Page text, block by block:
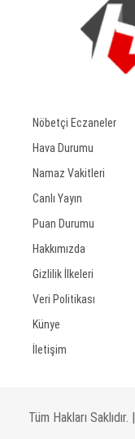
Nöbetçi Eczaneler
Hava Durumu
Namaz Vakitleri
Canlı Yayın
Puan Durumu
Hakkımızda
Gizlilik İlkeleri
Veri Politikası
Künye
İletişim
Tüm Hakları Saklıdır. |